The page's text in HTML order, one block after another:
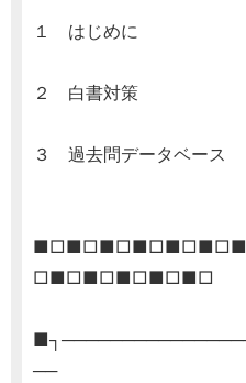
１ はじめに
２ 白書対策
３ 過去問データベース
□■□■□■□■□■□
──